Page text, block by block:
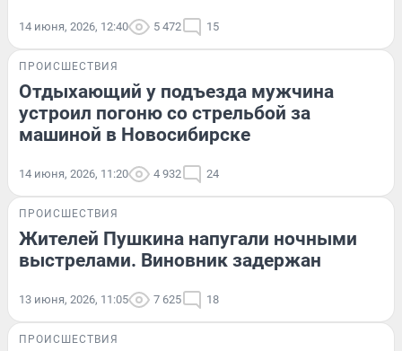
14 июня, 2026, 12:40 5 472 15
ПРОИСШЕСТВИЯ
Отдыхающий у подъезда мужчина
устроил погоню со стрельбой за
машиной в Новосибирске
14 июня, 2026, 11:20 4 932 24
ПРОИСШЕСТВИЯ
Жителей Пушкина напугали ночными
выстрелами. Виновник задержан
13 июня, 2026, 11:05 7 625 18
ПРОИСШЕСТВИЯ